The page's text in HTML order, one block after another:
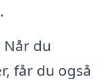
Når du
får du også